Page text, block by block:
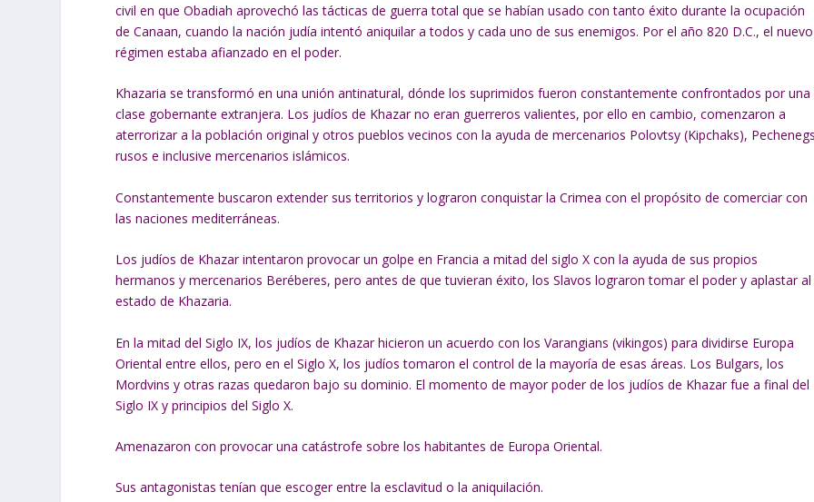
civil en que Obadiah aprovechó las tácticas de guerra total que se habían usado con tanto éxito durante la ocupación
de Canaan, cuando la nación judía intentó aniquilar a todos y cada uno de sus enemigos. Por el año 820 D.C., el nuevo
régimen estaba afianzado en el poder.
Khazaria se transformó en una unión antinatural, dónde los suprimidos fueron constantemente confrontados por una
clase gobernante extranjera. Los judíos de Khazar no eran guerreros valientes, por ello en cambio, comenzaron a
aterrorizar a la población original y otros pueblos vecinos con la ayuda de mercenarios Polovtsy (Kipchaks),
rusos e inclusive mercenarios islámicos.
Constantemente buscaron extender sus territorios y lograron conquistar la Crimea con el propósito de comerciar con
las naciones mediterráneas.
Los judíos de Khazar intentaron provocar un golpe en Francia a mitad del siglo X con la ayuda de sus propios
hermanos y mercenarios Beréberes, pero antes de que tuvieran éxito, los Slavos lograron tomar el poder y aplastar al
estado de Khazaria.
En la mitad del Siglo IX, los judíos de Khazar hicieron un acuerdo con los Varangians (vikingos) para dividirse Europa
Oriental entre ellos, pero en el Siglo X, los judíos tomaron el control de la mayoría de esas áreas. Los Bulgars, los
Mordvins y otras razas quedaron bajo su dominio. El momento de mayor poder de los judíos de Khazar fue a final del
Siglo IX y principios del Siglo X.
Amenazaron con provocar una catástrofe sobre los habitantes de Europa Oriental.
Sus antagonistas tenían que escoger entre la esclavitud o la aniquilación.